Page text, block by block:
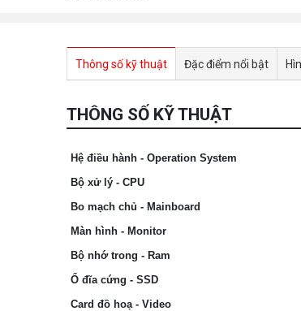
Thông số kỹ thuật Đặc điểm nổi bật
THÔNG SỐ KỸ THUẬT
Hệ điều hành - Operation System
Bộ xử lý - CPU
Bo mạch chủ - Mainboard
Màn hình - Monitor
Bộ nhớ trong - Ram
Ổ đĩa cứng - SSD
Card đồ hoạ - Video